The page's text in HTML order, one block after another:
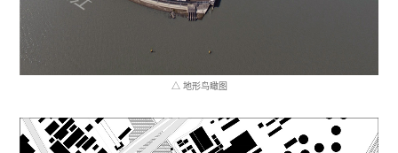
△ 地形鸟瞰图